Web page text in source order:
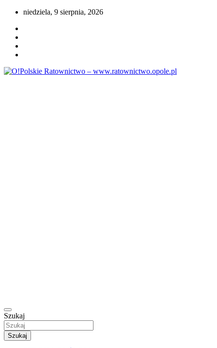
Przejdź
treści
niedziela, 9 sierpnia, 2026
Szukaj
Szukaj